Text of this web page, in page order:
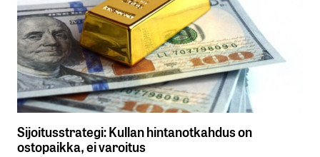
Sijoitusstrategi: Kullan hintanotkahdus on
ostopaikka, ei varoitus